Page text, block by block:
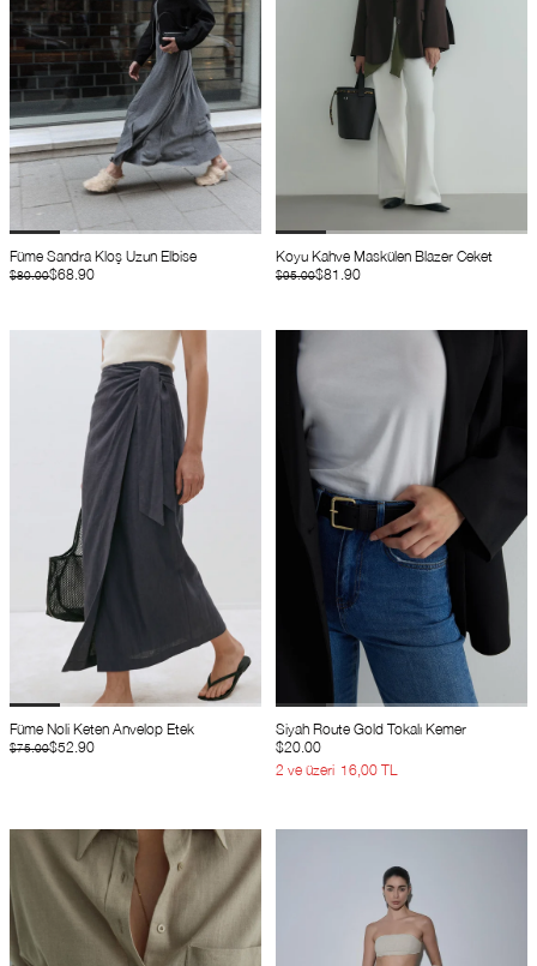
Füme Sandra Kloş Uzun Elbise
$68.90
$80.00
Koyu Kahve Maskülen Blazer Ceket
$81.90
$95.00
Füme Noli Keten Anvelop Etek
$52.90
$75.00
Siyah Route Gold Tokalı Kemer
$20.00
2 ve üzeri 16,00 TL